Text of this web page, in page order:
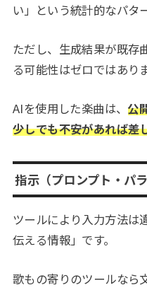
い」という統計的なパタ
ただし、生成結果が既存
る可能性はゼロではあり
AIを使用した楽曲は、 公
少しでも不安があれば差
指示（プロンプト・パ
ツールにより入力方法は
伝える情報」です。
歌もの寄りのツールなら